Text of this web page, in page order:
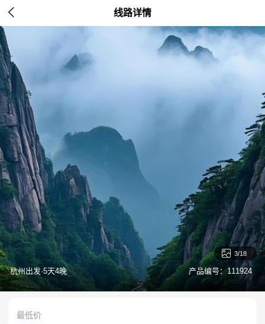
 线路详情
 3/18
杭州出发·5天4晚 产品编号：111924
最低价